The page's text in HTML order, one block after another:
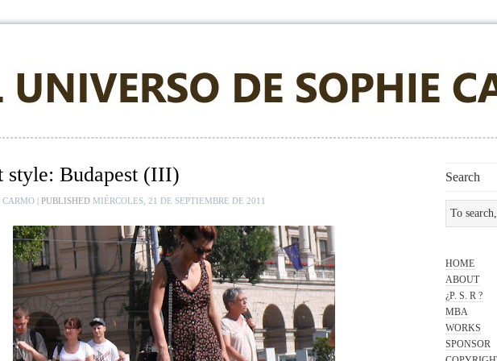
style: Budapest (III)
CARMO | PUBLISHED MIÉRCOLES, 21 DE SEPTIEMBRE DE 2011
Search
HOME
ABOUT
¿P. S. R ?
MBA
WORKS
SPONSOR